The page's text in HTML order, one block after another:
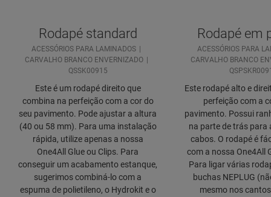
Rodapé standard
ACESSÓRIOS PARA LAMINADOS
CARVALHO BRANCO ENVERNIZADO
QSSK00915
Este é um rodapé direito que
combina na perfeição com a cor do
seu pavimento. Pode ajustar a altura
(40 ou 58 mm). Para uma instalação
rápida, utilize apenas a nossa
One4All Glue ou Clips. Para
conseguir um acabamento estanque,
sugerimos combiná-lo com a
espuma de polietileno, o Hydrokit e o
Rodapé em
ACESSÓRIOS PARA
CARVALHO BRANCO
Este rodapé alto e
perfeição com a
pavimento. Possui
na parte de trás para
cabos. O rodapé é
com a nossa One4All
Para ligar várias
buchas NEPLUG
mesmo nos